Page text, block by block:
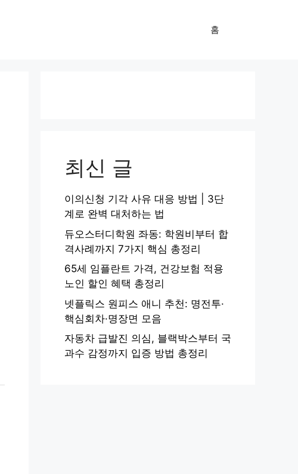
홈
최신 글
이의신청 기각 사유 대응 방법 | 3단
계로 완벽 대처하는 법
듀오스터디학원 좌동: 학원비부터 합
격사례까지 7가지 핵심 총정리
65세 임플란트 가격, 건강보험 적용
노인 할인 혜택 총정리
넷플릭스 원피스 애니 추천: 명전투·
핵심회차·명장면 모음
자동차 급발진 의심, 블랙박스부터 국
과수 감정까지 입증 방법 총정리